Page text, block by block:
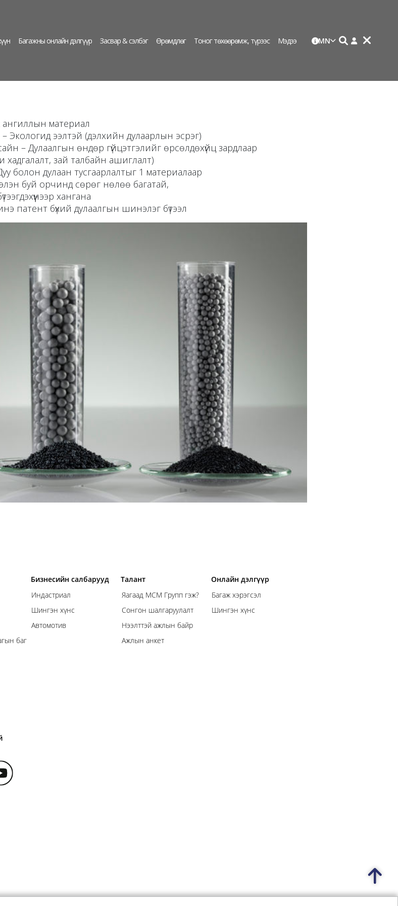
Багажны онлайн дэлгүүр Засвар & сэлбэг Өрөмдлөг Тоног төхөөрөмж, түрээс Мэдээ MN
ангиллын материал
– Экологид ээлтэй (дэлхийн дулаарлын эсрэг)
– Дулаалгын өндөр гүйцэтгэлийг өрсөлдөхүйц зардлаар
хадгалалт, зай талбайн ашиглалт)
болон дулаан тусгаарлалтыг 1 материалаар
буй орчинд сөрөг нөлөө багатай,
ээлтэй бүтээгдэхүүнээр хангана
патент бүхий дулаалгын шинэлэг бүтээл
баг
Бизнесийн салбарууд
Индастриал
Шингэн хүнс
Автомотив
Талант
Яагаад МСМ Групп гэж?
Сонгон шалгаруулалт
Нээлттэй ажлын байр
Ажлын анкет
Онлайн дэлгүүр
Багаж хэрэгсэл
Шингэн хүнс